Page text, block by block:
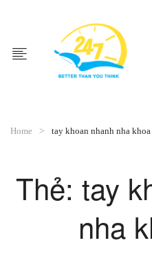
Home tay khoan nhanh nha khoa
Thẻ: tay
nha